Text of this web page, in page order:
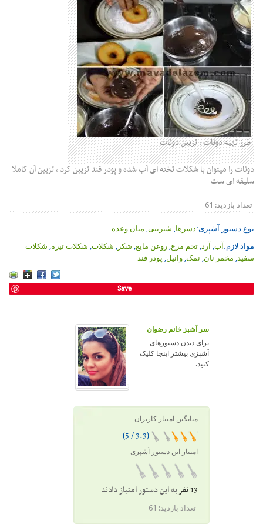
طرز تهیه دونات ، تزیین دونات
دونات را میتوان با شکلات تخته ای آب شده و پودر قند تزیین کرد ، تزیین آن کاملا
سلیقه ای ست
تعداد بازدید: 61
نوع دستور آشپزی:دسرها, شیرینی, میان وعده
مواد لازم: آب, آرد,تخم مرغ,روغن مایع, شکر, شکلات, شکلات تیره, شکلات
سفید, مخمر نان, نمک,وانیل, پودر قند
Save
سر آشپز خانم رضوان
برای دیدن دستورهای
آشپزی بیشتر اینجا کلیک
کنید.
میانگین امتیاز کاربران
(3.3 / 5)
امتیاز این دستور آشپزی
13 نفر به این دستور امتیاز دادند
تعداد بازدید: 61